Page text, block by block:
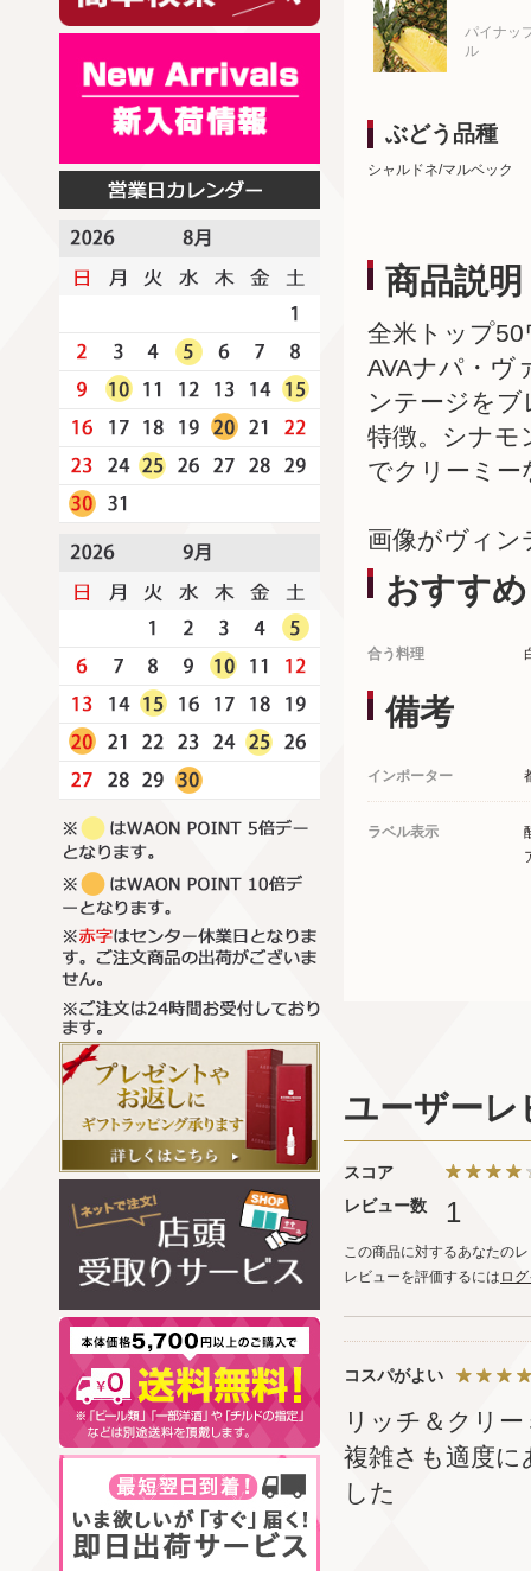
パイナッ
ル
ぶどう品種
シャルドネ/マルベック
商品説明
全米トップ
AVAナパ・ヴ
ンテージを
特徴。シナモ
でクリーミ
画像がヴィン
おすすめ
合う料理
備考
インポーター
ラベル表示
ユーザーレ
スコア
レビュー数
1
この商品に対するあなたの
レビューを評価するには ロ
コスパがよい
リッチ＆クリ
複雑さも適度
した